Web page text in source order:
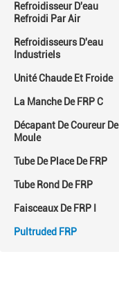
Refroidisseur D'eau
Refroidi Par Air
Refroidisseurs D'eau
Industriels
Unité Chaude Et Froide
La Manche De FRP C
Décapant De Coureur De
Moule
Tube De Place De FRP
Tube Rond De FRP
Faisceaux De FRP I
Pultruded FRP